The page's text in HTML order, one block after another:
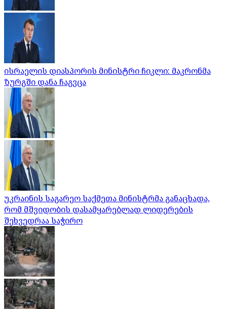
ისრაელის დიასპორის მინისტრი ჩიკლი: მაკრონმა
ზურგში დანა ჩაგვცა
უკრაინის საგარეო საქმეთა მინისტრმა განაცხადა,
რომ მშვიდობის დასამყარებლად ლიდერების
შეხვედრაა საჭირო